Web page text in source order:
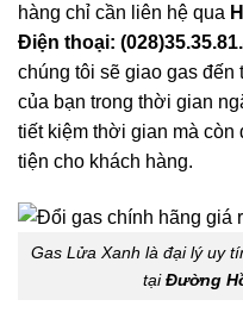
hàng chỉ cần liên hệ qua
Điện thoại:
chúng tôi sẽ giao gas
của bạn trong thời gian
tiết kiệm thời gian mà còn
tiện cho khách hàng.
Gas Lửa Xanh là đại lý uy
tạiĐường